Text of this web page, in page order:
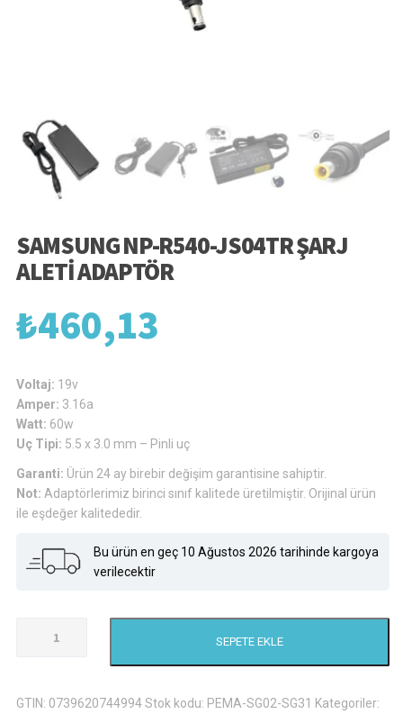
SAMSUNG NP-R540-JS04TR ŞARJ
ALETI ADAPTÖR
₺460,13
Voltaj: 19v
Amper: 3.16a
Watt: 60w
Uç Tipi: 5.5 x 3.0 mm – Pinli uç
Garanti: Ürün 24 ay birebir değişim garantisine sahiptir.
Not: Adaptörlerimiz birinci sınıf kalitede üretilmiştir. Orijinal ürün
ile eşdeğer kalitededir.
Bu ürün en geç 10 Ağustos 2026 tarihinde kargoya
verilecektir
Şarj
SEPETE EKLE
GTIN: 0739620744994Stok kodu: PEMA-SG02-SG31 Kategoriler: